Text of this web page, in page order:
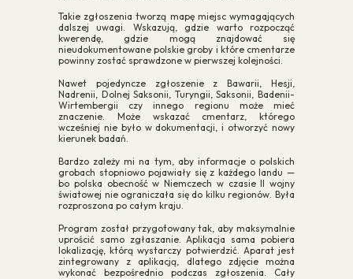
Takie zgłoszenia tworzą mapę miejsc wymagających
dalszej uwagi. Wskazują, gdzie warto rozpocząć
kwerendę, gdzie mogą znajdować się
nieudokumentowane polskie groby i które cmentarze
powinny zostać sprawdzone w pierwszej kolejności.
Nawet pojedyncze zgłoszenie z Bawarii, Hesji,
Nadrenii, Dolnej Saksonii, Turyngii, Saksonii, Badenii-
Wirtembergii czy innego regionu może mieć
znaczenie. Może wskazać cmentarz, którego
wcześniej nie było w dokumentacji, i otworzyć nowy
kierunek badań.
Bardzo zależy mi na tym, aby informacje o polskich
grobach stopniowo pojawiały się z każdego landu —
bo polska obecność w Niemczech w czasie II wojny
światowej nie ograniczała się do kilku regionów. Była
rozproszona po całym kraju.
Program został przygotowany tak, aby maksymalnie
uprościć samo zgłaszanie. Aplikacja sama pobiera
lokalizację, którą wystarczy potwierdzić. Aparat jest
zintegrowany z aplikacją, dlatego zdjęcie można
wykonać bezpośrednio podczas zgłoszenia. Cały